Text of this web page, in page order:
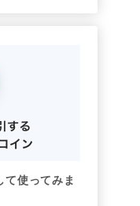
て使ってみま